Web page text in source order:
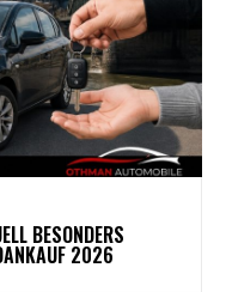
BESONDERS
2026